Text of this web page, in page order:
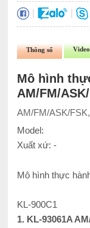
| |
Thông số Video
Mô hình
AM/FM/
AM/FM/ASK/
Model:
Xuất xứ: -
Mô hình thực
KL-900C1
1. KL-93061A